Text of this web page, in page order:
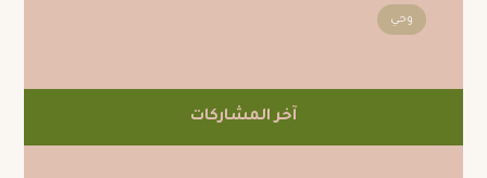
وحي
آخر المشاركات